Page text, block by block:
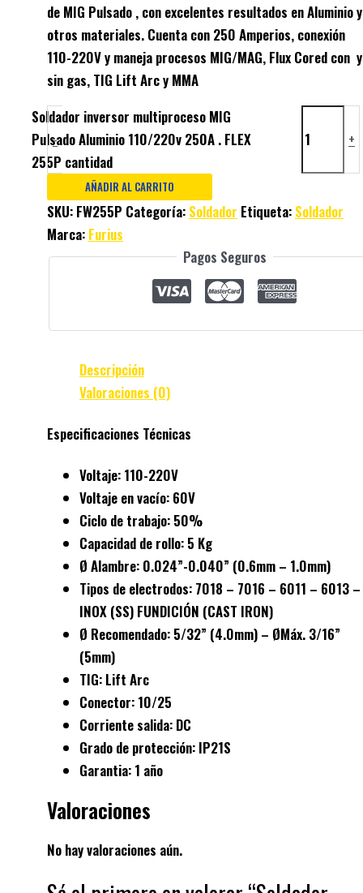
de MIG Pulsado , con excelentes resultados en Aluminio y
otros materiales. Cuenta con 250 Amperios, conexión
110-220V y maneja procesos MIG/MAG, Flux Cored con y
sin gas, TIG Lift Arc y MMA
-
Soldador inversor multiproceso MIG
Pulsado Aluminio 110/220v 250A . FLEX
255P cantidad
+
AÑADIR AL CARRITO
SKU: FW255P Categoría: Soldador Etiqueta: Soldador
Marca: Furius
Pagos Seguros
Descripción
Valoraciones (0)
Especificaciones Técnicas
Voltaje: 110-220V
Voltaje en vacío: 60V
Ciclo de trabajo: 50%
Capacidad de rollo: 5 Kg
Ø Alambre: 0.024”-0.040” (0.6mm – 1.0mm)
Tipos de electrodos: 7018 – 7016 – 6011 – 6013 –
INOX (SS) FUNDICIÓN (CAST IRON)
Ø Recomendado: 5/32” (4.0mm) – ØMáx. 3/16”
(5mm)
TIG: Lift Arc
Conector: 10/25
Corriente salida: DC
Grado de protección: IP21S
Garantia: 1 año
Valoraciones
No hay valoraciones aún.